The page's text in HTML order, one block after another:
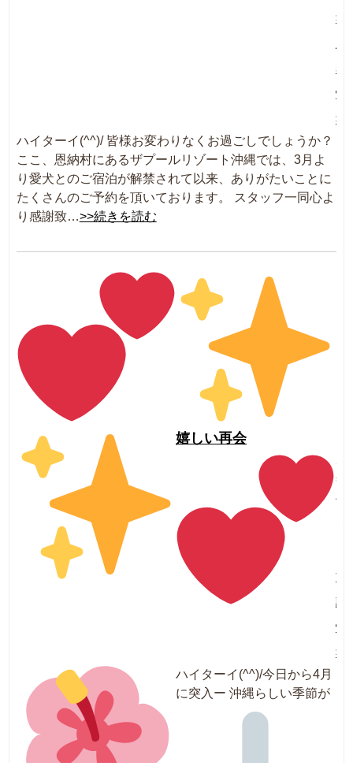
報
着
情
報
ハイターイ(^^)/ 皆様お変わりなくお過ごしでしょうか？
ここ、恩納村にあるザプールリゾート沖縄では、3月よ
り愛犬とのご宿泊が解禁されて以来、ありがたいことに
たくさんのご予約を頂いております。 スタッフ一同心よ
り感謝致…>>続きを読む
嬉しい再会
年
4
施
設
情
報
ハイターイ(^^)/今日から4月
に突入ー 沖縄らしい季節が